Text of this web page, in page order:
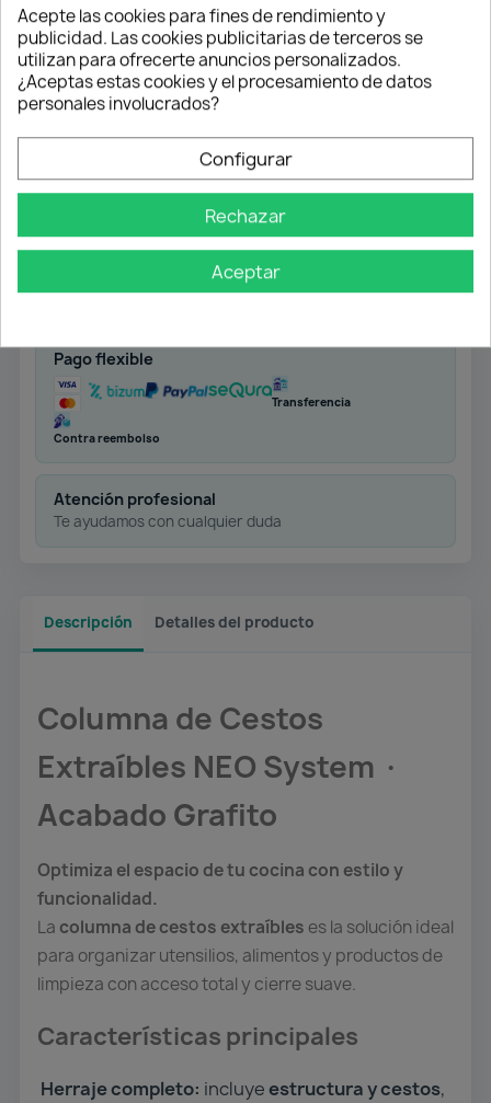
Desde 50 € en península
Pago flexible
Transferencia
Contra reembolso
Atención profesional
Te ayudamos con cualquier duda
Descripción Detalles del producto
Columna de Cestos
Extraíbles NEO System ·
Acabado Grafito
Optimiza el espacio de tu cocina con estilo y
funcionalidad.
La columna de cestos extraíbles es la solución ideal
para organizar utensilios, alimentos y productos de
limpieza con acceso total y cierre suave.
Características principales
Herraje completo: incluyeestructura y cestos,
Acepte las cookies para fines de rendimiento y
publicidad. Las cookies publicitarias de terceros se
utilizan para ofrecerte anuncios personalizados.
¿Aceptas estas cookies y el procesamiento de datos
personales involucrados?
Configurar
Rechazar
Aceptar